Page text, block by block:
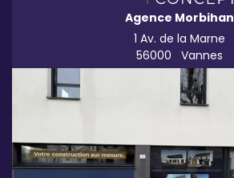
Agence Morbihan
1 Av. de la Marne
56000
Vannes